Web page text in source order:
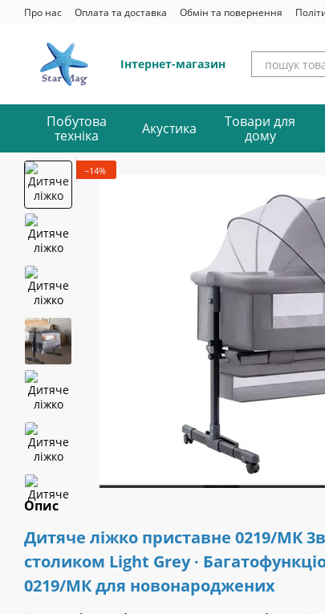
Перейти до основного контенту
Про нас Оплата та доставка Обмін та повернення
Інтернет-магазин
Побутова
техніка
Акустика
Товари для
дому
−14%
Опис
Дитяче ліжко приставне 0219/МК
столиком Light Grey ∙
0219/МК для новонароджених